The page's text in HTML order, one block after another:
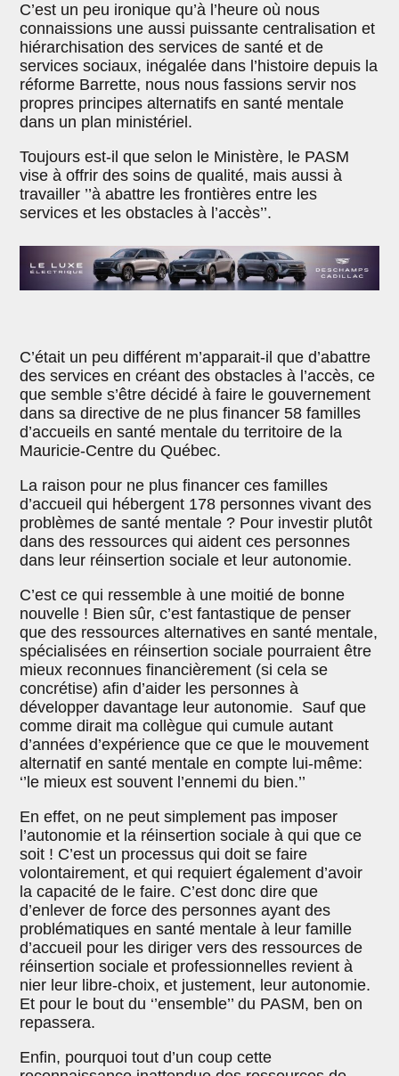
C’est un peu ironique qu’à l’heure où nous
connaissions une aussi puissante centralisation et
hiérarchisation des services de santé et de
services sociaux, inégalée dans l’histoire depuis la
réforme Barrette, nous nous fassions servir nos
propres principes alternatifs en santé mentale
dans un plan ministériel.
Toujours est-il que selon le Ministère, le PASM
vise à offrir des soins de qualité, mais aussi à
travailler ’’à abattre les frontières entre les
services et les obstacles à l’accès’’.
C’était un peu différent m’apparait-il que d’abattre
des services en créant des obstacles à l’accès, ce
que semble s’être décidé à faire le gouvernement
dans sa directive de ne plus financer 58 familles
d’accueils en santé mentale du territoire de la
Mauricie-Centre du Québec.
La raison pour ne plus financer ces familles
d’accueil qui hébergent 178 personnes vivant des
problèmes de santé mentale ? Pour investir plutôt
dans des ressources qui aident ces personnes
dans leur réinsertion sociale et leur autonomie.
C’est ce qui ressemble à une moitié de bonne
nouvelle ! Bien sûr, c’est fantastique de penser
que des ressources alternatives en santé mentale,
spécialisées en réinsertion sociale pourraient être
mieux reconnues financièrement (si cela se
concrétise) afin d’aider les personnes à
développer davantage leur autonomie. Sauf que
comme dirait ma collègue qui cumule autant
d’années d’expérience que ce que le mouvement
alternatif en santé mentale en compte lui-même:
‘’le mieux est souvent l’ennemi du bien.’’
En effet, on ne peut simplement pas imposer
l’autonomie et la réinsertion sociale à qui que ce
soit ! C’est un processus qui doit se faire
volontairement, et qui requiert également d’avoir
la capacité de le faire. C’est donc dire que
d’enlever de force des personnes ayant des
problématiques en santé mentale à leur famille
d’accueil pour les diriger vers des ressources de
réinsertion sociale et professionnelles revient à
nier leur libre-choix, et justement, leur autonomie.
Et pour le bout du ‘’ensemble’’ du PASM, ben on
repassera.
Enfin, pourquoi tout d’un coup cette